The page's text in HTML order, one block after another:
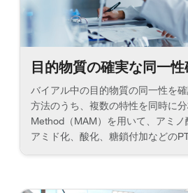
目的物質の確実な同一
バイアル中の目的物質の同一性を
方法のうち、複数の特性を同時に
Method（MAM）を用いて、アミ
アミド化、酸化、糖鎖付加などの